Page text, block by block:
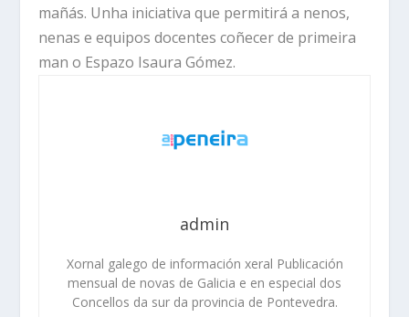
mañás. Unha iniciativa que permitirá a nenos,
nenas e equipos docentes coñecer de primeira
man o Espazo Isaura Gómez.
admin
Xornal galego de información xeral Publicación
mensual de novas de Galicia e en especial dos
Concellos da sur da provincia de Pontevedra.